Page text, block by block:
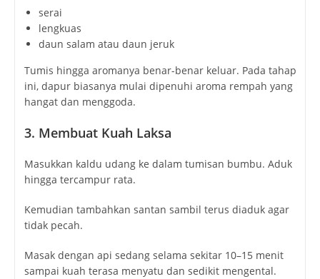
serai
lengkuas
daun salam atau daun jeruk
Tumis hingga aromanya benar-benar keluar. Pada tahap
ini, dapur biasanya mulai dipenuhi aroma rempah yang
hangat dan menggoda.
3. Membuat Kuah Laksa
Masukkan kaldu udang ke dalam tumisan bumbu. Aduk
hingga tercampur rata.
Kemudian tambahkan santan sambil terus diaduk agar
tidak pecah.
Masak dengan api sedang selama sekitar 10–15 menit
sampai kuah terasa menyatu dan sedikit mengental.